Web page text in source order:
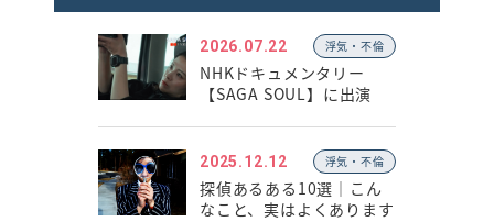
2026.07.22 浮気・不倫
NHKドキュメンタリー
【SAGA SOUL】に出演
2025.12.12 浮気・不倫
探偵あるある10選｜こん
なこと、実はよくあります